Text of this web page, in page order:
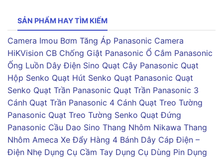
SẢN PHẨM HAY TÌM KIẾM
Camera Imou Bơm Tăng Áp Panasonic Camera
HiKVision CB Chống Giật Panasonic Ổ Cắm Panasonic
Ống Luồn Dây Điện Sino Quạt Cây Panasonic Quạt
Hộp Senko Quạt Hút Senko Quạt Panasonic Quạt
Senko Quạt Trần Panasonic Quạt Trần Panasonic 3
Cánh Quạt Trần Panasonic 4 Cánh Quạt Treo Tường
Panasonic Quạt Treo Tường Senko Quạt Đứng
Panasonic Cầu Dao Sino Thang Nhôm Nikawa Thang
Nhôm Ameca Xe Đẩy Hàng 4 Bánh Dây Cáp Điện –
Điện Nhẹ Dụng Cụ Cầm Tay Dụng Cụ Dùng Pin Dụng